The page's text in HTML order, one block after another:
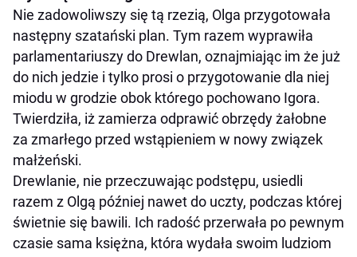
Nie zadowoliwszy się tą rzezią, Olga przygotowała
następny szatański plan. Tym razem wyprawiła
parlamentariuszy do Drewlan, oznajmiając im że już
do nich jedzie i tylko prosi o przygotowanie dla niej
miodu w grodzie obok którego pochowano Igora.
Twierdziła, iż zamierza odprawić obrzędy żałobne
za zmarłego przed wstąpieniem w nowy związek
małżeński.
Drewlanie, nie przeczuwając podstępu, usiedli
razem z Olgą później nawet do uczty, podczas której
świetnie się bawili. Ich radość przerwała po pewnym
czasie sama księżna, która wydała swoim ludziom